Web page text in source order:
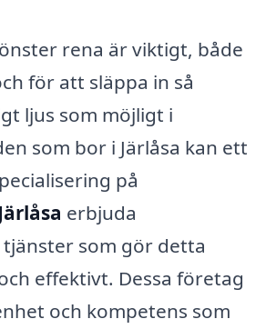
rena är viktigt, både
för att släppa in så
ljus som möjligt i
som bor i Järlåsa kan ett
på
erbjuda
som gör detta
effektivt. Dessa företag
och kompetens som